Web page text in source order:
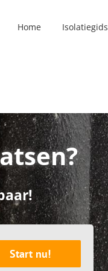
Home Isolatiegids
Start nu!